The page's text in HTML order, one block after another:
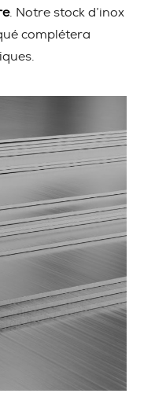
. Notre stock d’inox
complétera